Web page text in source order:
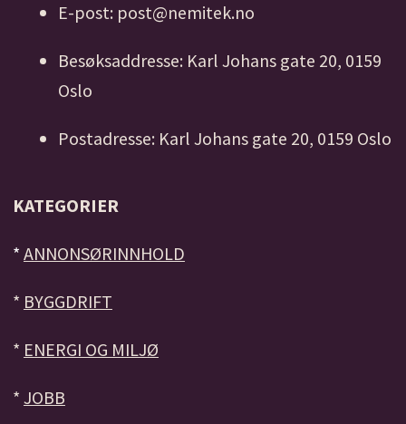
E-post: post@nemitek.no
Besøksaddresse: Karl Johans gate 20, 0159
Oslo
Postadresse: Karl Johans gate 20, 0159 Oslo
KATEGORIER
* ANNONSØRINNHOLD
* BYGGDRIFT
* ENERGI OG MILJØ
* JOBB